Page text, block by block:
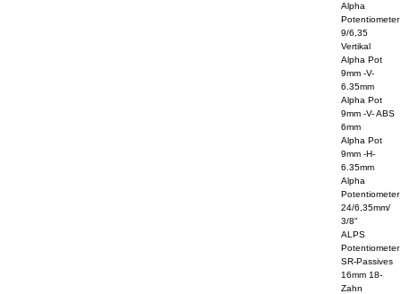
Alpha
Potentiometer
9/6,35
Vertikal
Alpha Pot
9mm -V-
6.35mm
Alpha Pot
9mm -V- ABS
6mm
Alpha Pot
9mm -H-
6.35mm
Alpha
Potentiometer
24/6,35mm/
3/8"
ALPS
Potentiometer
SR-Passives
16mm 18-
Zahn